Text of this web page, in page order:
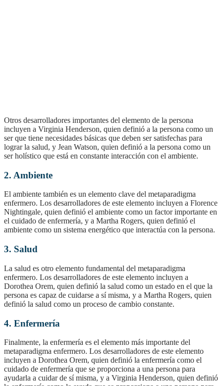
Otros desarrolladores importantes del elemento de la persona
incluyen a Virginia Henderson, quien definió a la persona como un
ser que tiene necesidades básicas que deben ser satisfechas para
lograr la salud, y Jean Watson, quien definió a la persona como un
ser holístico que está en constante interacción con el ambiente.
2. Ambiente
El ambiente también es un elemento clave del metaparadigma
enfermero. Los desarrolladores de este elemento incluyen a Florence
Nightingale, quien definió el ambiente como un factor importante en
el cuidado de enfermería, y a Martha Rogers, quien definió el
ambiente como un sistema energético que interactúa con la persona.
3. Salud
La salud es otro elemento fundamental del metaparadigma
enfermero. Los desarrolladores de este elemento incluyen a
Dorothea Orem, quien definió la salud como un estado en el que la
persona es capaz de cuidarse a sí misma, y a Martha Rogers, quien
definió la salud como un proceso de cambio constante.
4. Enfermería
Finalmente, la enfermería es el elemento más importante del
metaparadigma enfermero. Los desarrolladores de este elemento
incluyen a Dorothea Orem, quien definió la enfermería como el
cuidado de enfermería que se proporciona a una persona para
ayudarla a cuidar de sí misma, y a Virginia Henderson, quien definió